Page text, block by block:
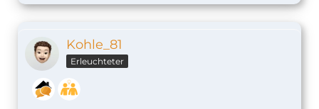
Kohle_81
Erleuchteter